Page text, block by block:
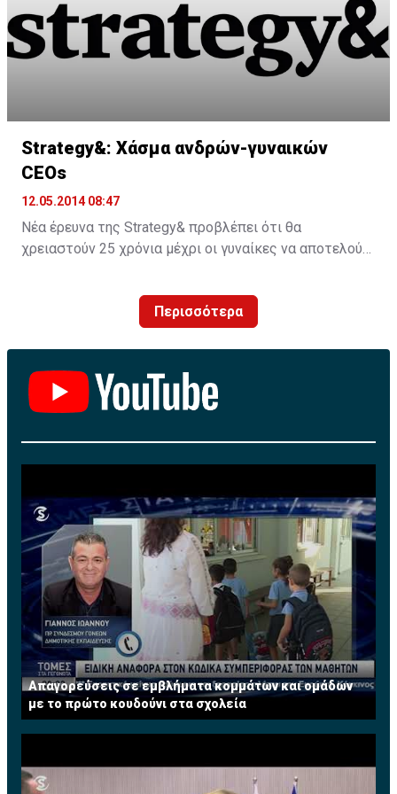
ΠΗΓΗ: capital.gr
ΠΗΓΗ: capital.gr
Strategy&: Χάσμα ανδρών-γυναικών
CEOs
12.05.2014 08:47
Νέα έρευνα της Strategy& προβλέπει ότι θα
χρειαστούν 25 χρόνια μέχρι οι γυναίκες να αποτελούν
μεγαλύτερες εταιρείες του κόσμου
με όσες αποχωρούν από το αξίωμα. Ωστόσο, υπάρχουν
μεγαλύτερες πιθανότητες για τις γυναίκες CEOs να
σύγκριση με τους άνδρες και λιγότερες πιθανότητες
να προαχθούν εντός του οργανισμού τους.
Οι αριθμοί διαφοροποιούνται προς τη σωστή
κατεύθυνση: Στα οκτώ από τα δέκα τελευταία χρόνια,
το ποσοστό των γυναικών που ανέλαβαν ως CEOs
στις μεγαλύτερες δημόσιες εταιρείες του κόσμου
είναι υψηλότερο από το ποσοστό εκείνων που
αποχώρησαν από το αξίωμα. Επίσης, τα τελευταία
πέντε χρόνια, το συνολικό ποσοστό των γυναικών που
ανέλαβε τη θέση του CEO είναι μεγαλύτερο σε
σύγκριση με τα πέντε προηγούμενα (3,6% έναντι 2,1%).
Ωστόσο, παρά την ανοδική τάση, οι αριθμοί
παραμένουν χαμηλοί και ασταθείς: οι γυναίκες
μεγάλων εταιρειών το 2013, ποσοστό κατά 1,3%
Περισσότερα
Απαγορεύσεις σε εμβλήματα κομμάτων και ομάδων
με το πρώτο κουδούνι στα σχολεία